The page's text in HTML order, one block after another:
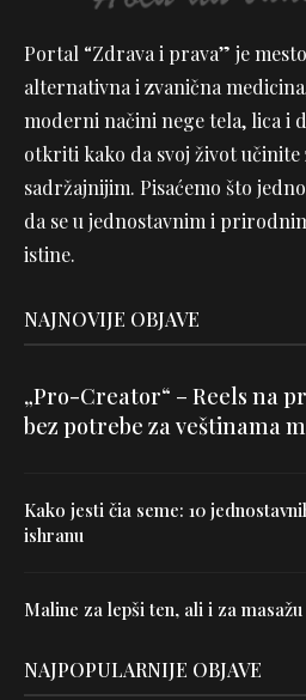
Portal “Zdrava i prava” je
alternativna i zvanična
moderni načini nege tela, lica i
otkriti kako da svoj život
sadržajnijim. Pisaćemo što
da se u jednostavnim i
istine.
NAJNOVIJE OBJAVE
„Pro-Creator“ – Reels na
bez potrebe za veštinama
Kako jesti čia seme: 10
ishranu
Maline za lepši ten, ali i za masažu
NAJPOPULARNIJE OBJAVE